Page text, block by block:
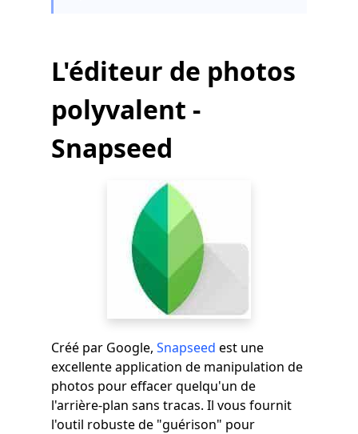
L'éditeur de photos
polyvalent -
Snapseed
Créé par Google, Snapseed est une
excellente application de manipulation de
photos pour effacer quelqu'un de
l'arrière-plan sans tracas. Il vous fournit
l'outil robuste de "guérison" pour